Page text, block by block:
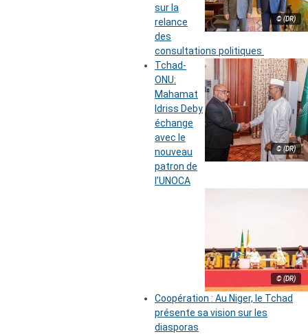
© (DR)
sur la
relance
des
consultations politiques
© (DR)
Tchad-
ONU:
Mahamat
Idriss Deby
échange
avec le
nouveau
patron de
l’UNOCA
© (DR)
Coopération : Au Niger, le Tchad
présente sa vision sur les
diasporas